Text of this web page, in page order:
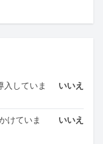
入していま
いいえ
けていま
いいえ